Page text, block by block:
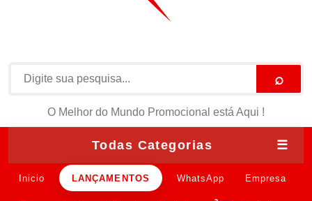
⌕
O Melhor do Mundo Promocional está Aqui !
Todas Categorias ☰
Inicio LANÇAMENTOS WhatsApp Empresa